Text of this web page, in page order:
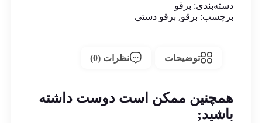
دسته‌بندی: برقو
برچسب: برقو, برقو دستی
توضیحات نظرات (0)
همچنین ممکن است دوست داشته
باشید;